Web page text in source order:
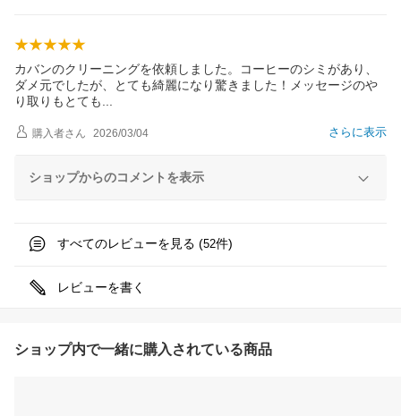
カバンのクリーニングを依頼しました。コーヒーのシミがあり、
ダメ元でしたが、とても綺麗になり驚きました！メッセージのや
り取りもとても
さらに表示
購入者さん 2026/03/04
ショップからのコメントを表示
すべてのレビューを見る (52件)
レビューを書く
ショップ内で一緒に購入されている商品